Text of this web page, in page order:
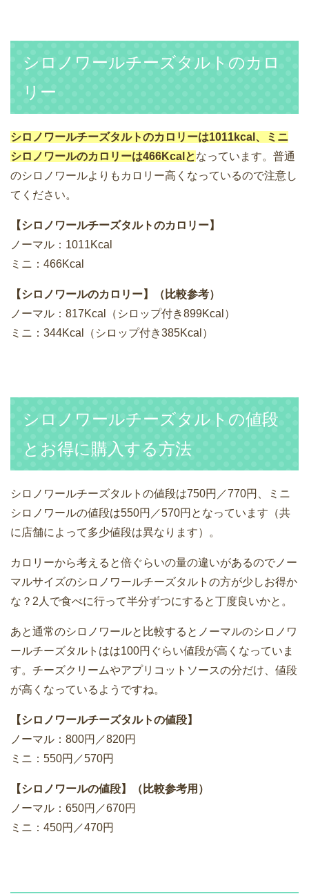
シロノワールチーズタルトのカロ
リー
シロノワールチーズタルトのカロリーは1011kcal、ミニ
シロノワールのカロリーは466Kcalとなっています。普通
のシロノワールよりもカロリー高くなっているので注意し
てください。
【シロノワールチーズタルトのカロリー】
ノーマル：1011Kcal
ミニ：466Kcal
【シロノワールのカロリー】（比較参考）
ノーマル：817Kcal（シロップ付き899Kcal）
ミニ：344Kcal（シロップ付き385Kcal）
シロノワールチーズタルトの値段
とお得に購入する方法
シロノワールチーズタルトの値段は750円／770円、ミニ
シロノワールの値段は550円／570円となっています（共
に店舗によって多少値段は異なります）。
カロリーから考えると倍ぐらいの量の違いがあるのでノー
マルサイズのシロノワールチーズタルトの方が少しお得か
な？2人で食べに行って半分ずつにすると丁度良いかと。
あと通常のシロノワールと比較するとノーマルのシロノワ
ールチーズタルトはは100円ぐらい値段が高くなっていま
す。チーズクリームやアプリコットソースの分だけ、値段
が高くなっているようですね。
【シロノワールチーズタルトの値段】
ノーマル：800円／820円
ミニ：550円／570円
【シロノワールの値段】（比較参考用）
ノーマル：650円／670円
ミニ：450円／470円